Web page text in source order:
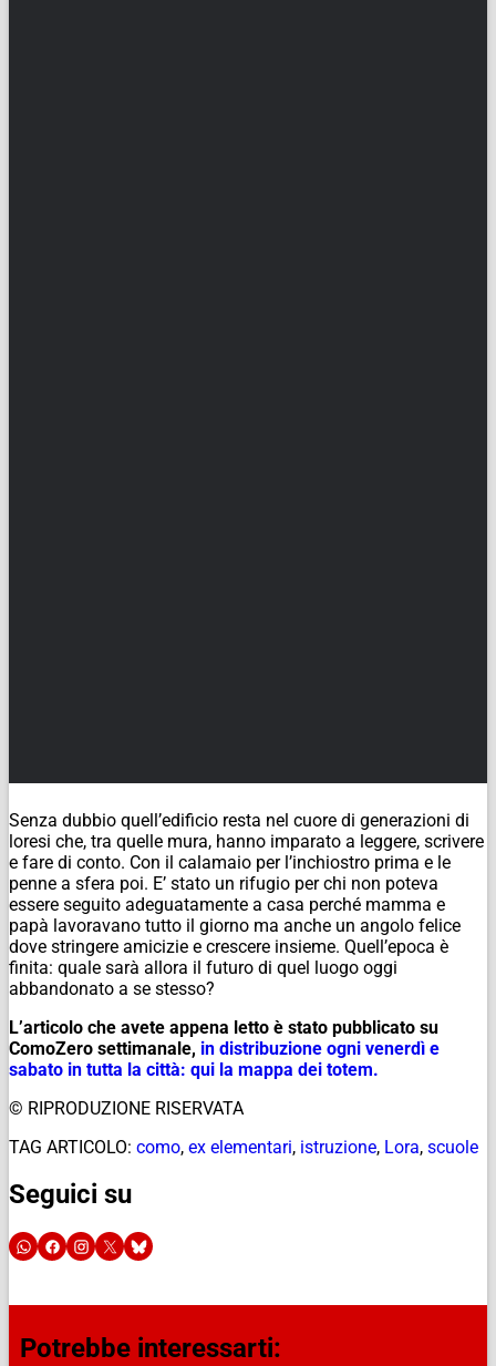
Senza dubbio quell’edificio resta nel cuore di generazioni di
loresi che, tra quelle mura, hanno imparato a leggere, scrivere
e fare di conto. Con il calamaio per l’inchiostro prima e le
penne a sfera poi. E’ stato un rifugio per chi non poteva
essere seguito adeguatamente a casa perché mamma e
papà lavoravano tutto il giorno ma anche un angolo felice
dove stringere amicizie e crescere insieme. Quell’epoca è
finita: quale sarà allora il futuro di quel luogo oggi
abbandonato a se stesso?
L’articolo che avete appena letto è stato pubblicato su
ComoZero settimanale, in distribuzione ogni venerdì e
sabato in tutta la città: qui la mappa dei totem.
© RIPRODUZIONE RISERVATA
TAG ARTICOLO: como, ex elementari, istruzione, Lora, scuole
Seguici su
Potrebbe interessarti: